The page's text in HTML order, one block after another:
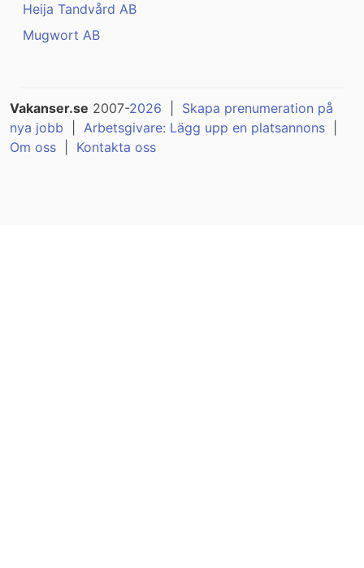
Heija Tandvård AB
Mugwort AB
Vakanser.se 2007-2026
Skapa prenumeration på
nya jobb
Arbetsgivare: Lägg upp en platsannons
Om oss
Kontakta oss